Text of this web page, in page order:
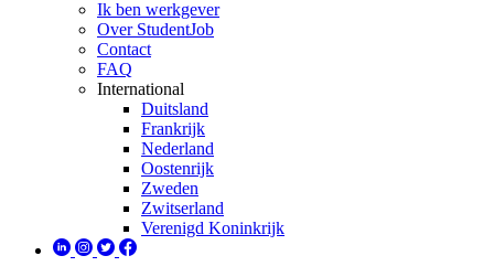
Ik ben werkgever
Over StudentJob
Contact
FAQ
International
Duitsland
Frankrijk
Nederland
Oostenrijk
Zweden
Zwitserland
Verenigd Koninkrijk